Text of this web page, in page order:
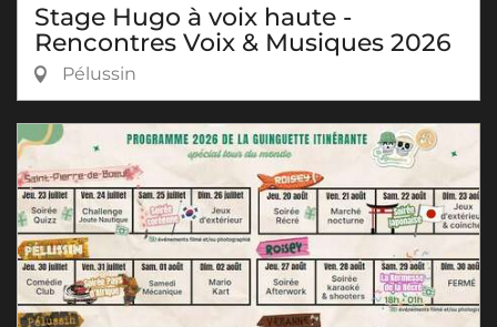
Stage Hugo à voix haute -
Rencontres Voix & Musiques 2026
Pélussin